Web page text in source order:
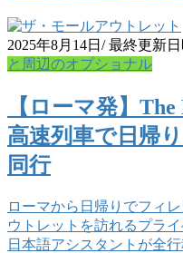
2025年8月14日 / 最終更新日
と周辺のオプショナル
【ローマ発】
高速列車で日帰
同行
ローマから日帰りでフィ
ウトレットを訪れるプラ
日本語アシスタントが全